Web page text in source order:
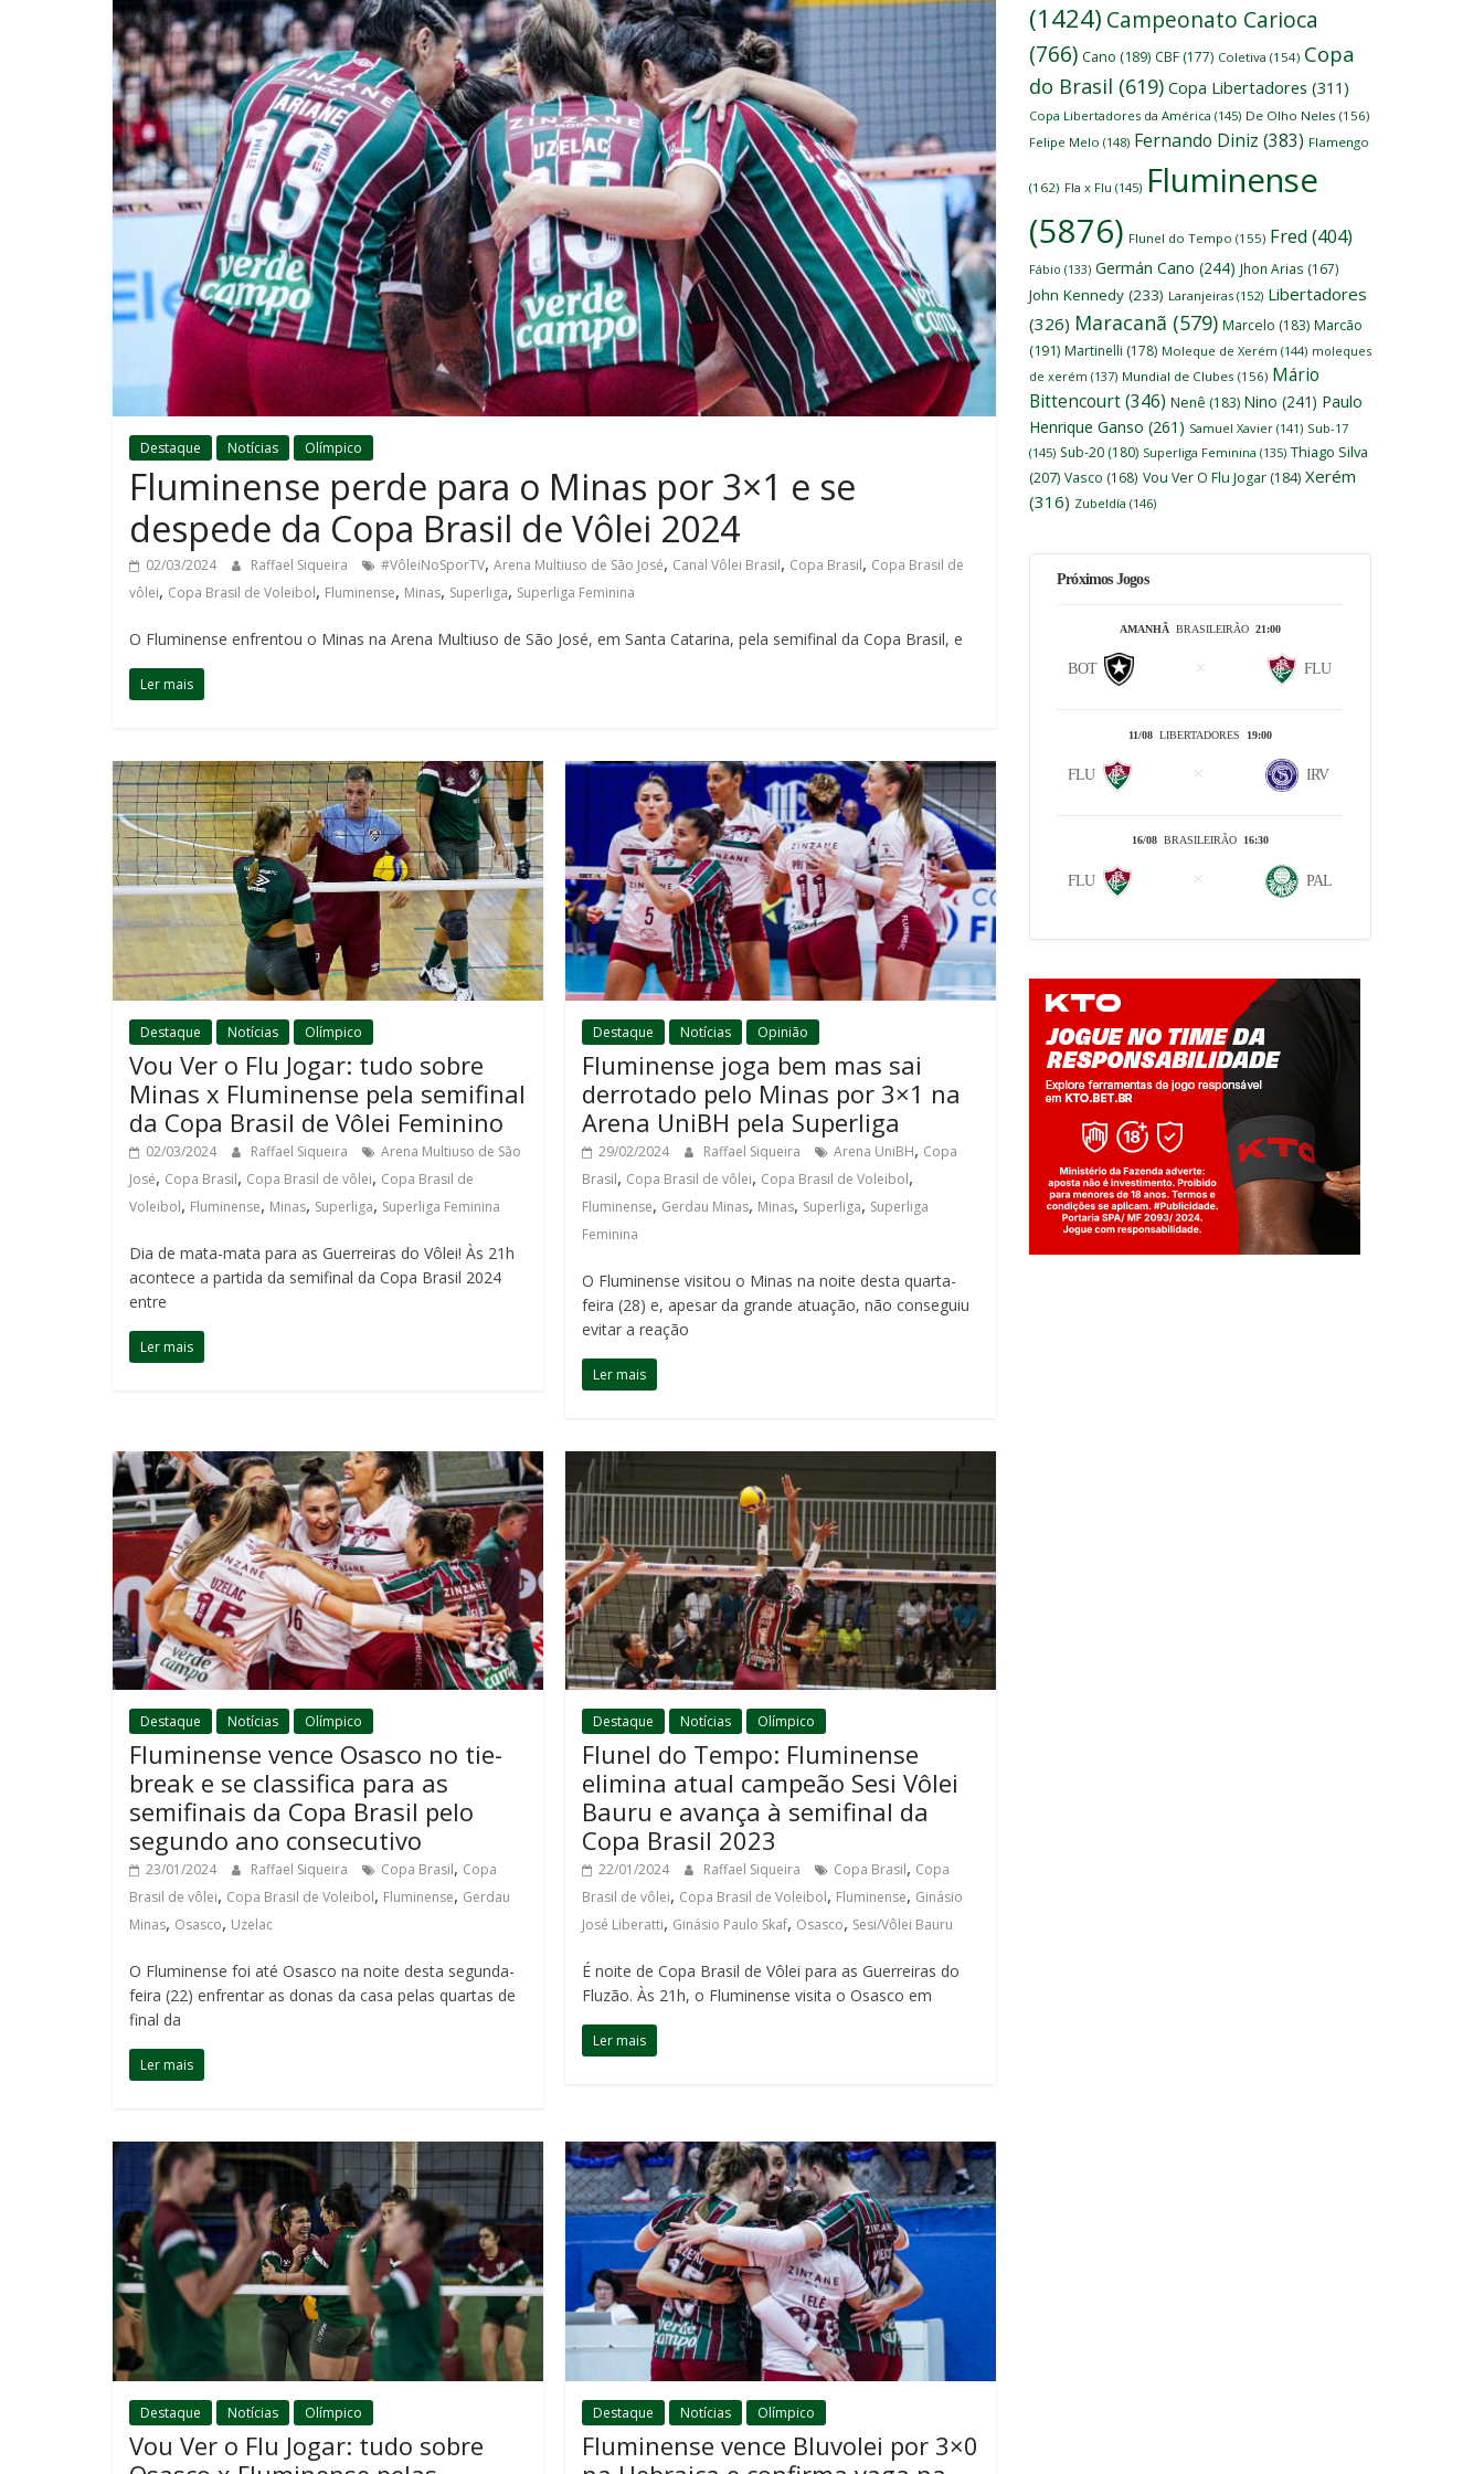
Destaque Notícias Olímpico
Fluminense perde para o Minas por 3×1 e se
despede da Copa Brasil de Vôlei 2024
02/03/2024 Raffael Siqueira #VôleiNoSporTV, Arena Multiuso de São José, Canal Vôlei Brasil, Copa Brasil, Copa Brasil de
vôlei, Copa Brasil de Voleibol, Fluminense, Minas, Superliga, Superliga Feminina
O Fluminense enfrentou o Minas na Arena Multiuso de São José, em Santa Catarina, pela semifinal da Copa Brasil, e
Ler mais
Destaque Notícias Olímpico
Vou Ver o Flu Jogar: tudo sobre
Minas x Fluminense pela semifinal
da Copa Brasil de Vôlei Feminino
02/03/2024 Raffael Siqueira
Arena Multiuso de São
José, Copa Brasil, Copa Brasil de vôlei, Copa Brasil de
Voleibol, Fluminense, Minas, Superliga, Superliga Feminina
Dia de mata-mata para as Guerreiras do Vôlei! Às 21h
acontece a partida da semifinal da Copa Brasil 2024
entre
Ler mais
Destaque Notícias Opinião
Fluminense joga bem mas sai
derrotado pelo Minas por 3×1 na
Arena UniBH pela Superliga
29/02/2024 Raffael Siqueira Arena UniBH, Copa
Brasil, Copa Brasil de vôlei, Copa Brasil de Voleibol,
Fluminense, Gerdau Minas, Minas, Superliga, Superliga
Feminina
O Fluminense visitou o Minas na noite desta quarta-
feira (28) e, apesar da grande atuação, não conseguiu
evitar a reação
Ler mais
Destaque Notícias Olímpico
Fluminense vence Osasco no tie-
break e se classifica para as
semifinais da Copa Brasil pelo
segundo ano consecutivo
23/01/2024 Raffael Siqueira Copa Brasil, Copa
Brasil de vôlei, Copa Brasil de Voleibol, Fluminense, Gerdau
Minas, Osasco, Uzelac
O Fluminense foi até Osasco na noite desta segunda-
feira (22) enfrentar as donas da casa pelas quartas de
final da
Ler mais
Destaque Notícias Olímpico
Flunel do Tempo: Fluminense
elimina atual campeão Sesi Vôlei
Bauru e avança à semifinal da
Copa Brasil 2023
22/01/2024 Raffael Siqueira Copa Brasil, Copa
Brasil de vôlei, Copa Brasil de Voleibol, Fluminense, Ginásio
José Liberatti, Ginásio Paulo Skaf, Osasco, Sesi/Vôlei Bauru
É noite de Copa Brasil de Vôlei para as Guerreiras do
Fluzão. Às 21h, o Fluminense visita o Osasco em
Ler mais
Destaque Notícias Olímpico
Vou Ver o Flu Jogar: tudo sobre
Destaque Notícias Olímpico
Fluminense vence Bluvolei por 3×0
(1424) Campeonato Carioca
(766) Cano (189) CBF (177) Coletiva (154) Copa
do Brasil (619) Copa Libertadores (311)
Copa Libertadores da América (145) De Olho Neles (156)
Felipe Melo (148) Fernando Diniz (383) Flamengo
(162) Fla x Flu (145) Fluminense
(5876) Flunel do Tempo (155) Fred (404)
Fábio (133) Germán Cano (244) Jhon Arias (167)
John Kennedy (233) Laranjeiras (152) Libertadores
(326) Maracanã (579) Marcelo (183) Marcão
(191) Martinelli (178) Moleque de Xerém (144) moleques
de xerém (137) Mundial de Clubes (156) Mário
Bittencourt(346) Nenê (183) Nino (241) Paulo
Henrique Ganso (261) Samuel Xavier (141) Sub-17
(145) Sub-20 (180) Superliga Feminina (135) Thiago Silva
(207) Vasco (168) Vou Ver O Flu Jogar (184) Xerém
(316) Zubeldía (146)
Próximos Jogos
AMANHÃ BRASILEIRÃO 21:00
BOT FLU
11/08 LIBERTADORES 19:00
FLU IRV
16/08 BRASILEIRÃO 16:30
FLU PAL
Jogue com responsabilidade. 18+